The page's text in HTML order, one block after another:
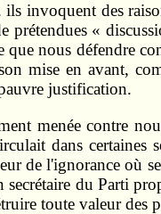
invoquent des
prétendues «
nous défendre
mise en avant,
justification.
menée contre
dans certaines
de l'ignorance où
du Parti
toute valeur des